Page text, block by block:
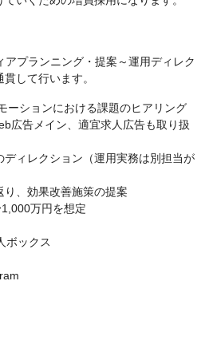
プランニング・提案～運用ディレク
して行います。
ーションにおける課題のヒアリング
広告メイン、適宜求人広告も取り扱
ディレクション（運用実務は別担当が
り、効果改善施策の提案
万円を想定
ボックス